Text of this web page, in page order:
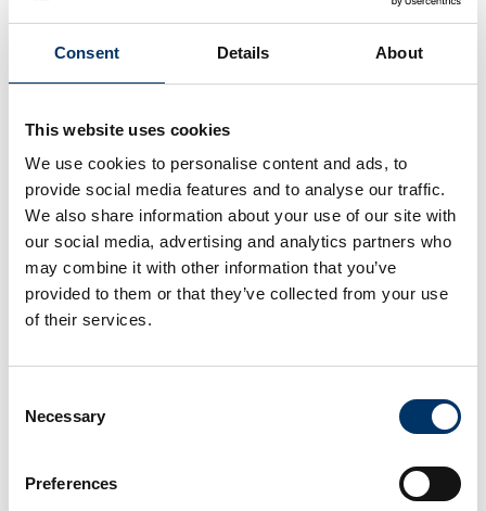
Consent Details About
This website uses cookies
We use cookies to personalise content and ads, to
provide social media features and to analyse our traffic.
We also share information about your use of our site with
our social media, advertising and analytics partners who
may combine it with other information that you’ve
provided to them or that they’ve collected from your use
of their services.
Selection
Necessary
Preferences
International vertreten